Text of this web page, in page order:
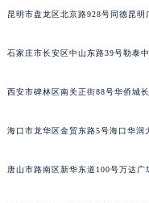
昆明市盘龙区北京路928号同德昆明
石家庄市长安区中山东路39号勒泰
西安市碑林区南关正街88号华侨城
海口市龙华区金贸东路5号海口华润
唐山市路南区新华东道100号万达广